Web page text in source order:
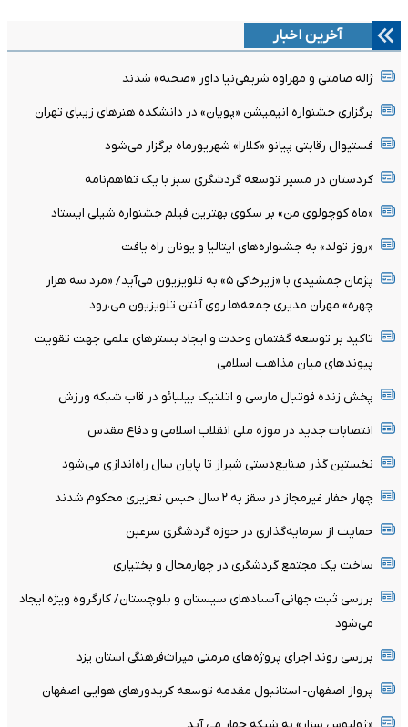
آخرین اخبار
ژاله صامتی و مهراوه شریفی‌نیا داور «صحنه» شدند
برگزاری جشنواره انیمیشن «پویان» در دانشکده هنرهای زیبای تهران
فستیوال رقابتی پیانو «کلارا» شهریورماه برگزار می‌شود
کردستان در مسیر توسعه گردشگری سبز با یک تفاهم‌نامه
«ماه کوچولوی من» بر سکوی بهترین فیلم جشنواره شیلی ایستاد
«روز تولد» به جشنواره‌های ایتالیا و یونان راه یافت
پژمان جمشیدی با «زیرخاکی ۵» به تلویزیون می‌آید/ «مرد سه هزار
چهره» مهران مدیری جمعه‌ها روی آنتن تلویزیون می‌،رود
تاکید بر توسعه گفتمان وحدت و ایجاد بسترهای علمی جهت تقویت
پیوندهای میان مذاهب اسلامی
پخش زنده فوتبال مارسی و اتلتیک بیلبائو در قاب شبکه ورزش
انتصابات جدید در موزه ملی انقلاب اسلامی و دفاع مقدس
نخستین گذر صنایع‌دستی شیراز تا پایان سال راه‌اندازی می‌شود
چهار حفار غیرمجاز در سقز به ۲ سال حبس تعزیری محکوم شدند
حمایت از سرمایه‌گذاری در حوزه گردشگری سرعین
ساخت یک مجتمع گردشگری در چهارمحال و بختیاری
بررسی ثبت جهانی آسبادهای سیستان و بلوچستان/ کارگروه ویژه ایجاد
می‌شود
بررسی روند اجرای پروژه‌های مرمتی میراث‌فرهنگی استان یزد
پرواز اصفهان- استانبول مقدمه توسعه کریدورهای هوایی اصفهان